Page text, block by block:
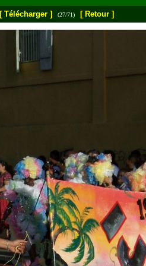
[ Télécharger ] (27/71) [ Retour ]